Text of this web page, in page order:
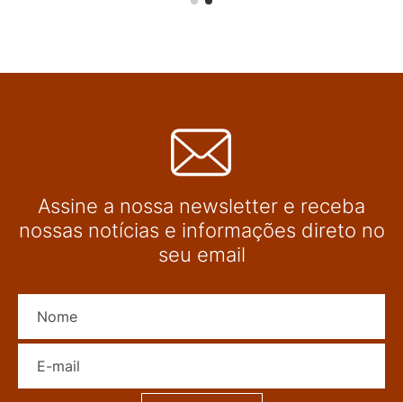
Assine a nossa newsletter e receba
nossas notícias e informações direto no
seu email